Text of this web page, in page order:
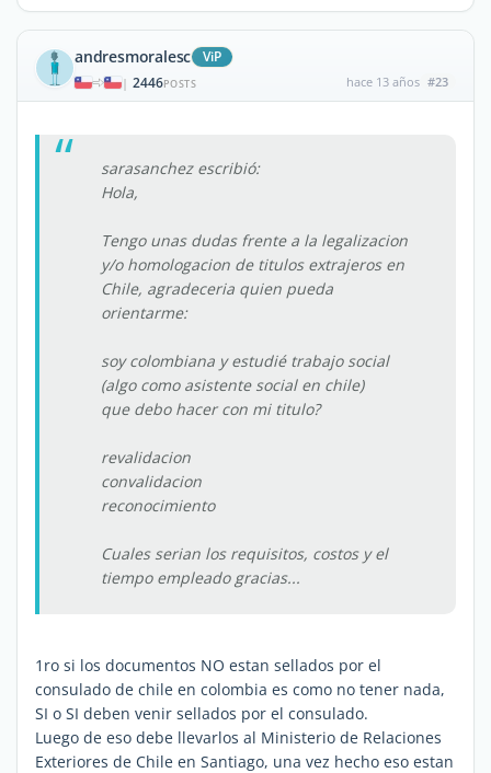
andresmoralesc ViP
| 2446POSTS hace 13 años #23
sarasanchez escribió:
Hola,
Tengo unas dudas frente a la legalizacion
y/o homologacion de titulos extrajeros en
Chile, agradeceria quien pueda
orientarme:
soy colombiana y estudié trabajo social
(algo como asistente social en chile)
que debo hacer con mi titulo?
revalidacion
convalidacion
reconocimiento
Cuales serian los requisitos, costos y el
tiempo empleado gracias...
1ro si los documentos NO estan sellados por el
consulado de chile en colombia es como no tener nada,
SI o SI deben venir sellados por el consulado.
Luego de eso debe llevarlos al Ministerio de Relaciones
Exteriores de Chile en Santiago, una vez hecho eso estan